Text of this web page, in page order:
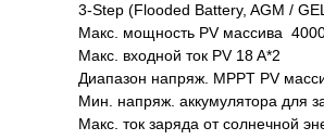
3-Step (Flooded Battery, AGM /
Макс. мощность PV массива
Макс. входной ток PV 18 A*2
Диапазон напряж. MPPT PV
Мин. напряж. аккумулятора для
Макс. ток заряда от солнечной